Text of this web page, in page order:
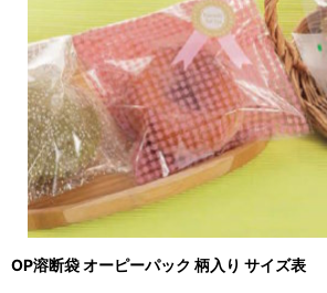
OP溶断袋 オーピーパック 柄入り サイズ表